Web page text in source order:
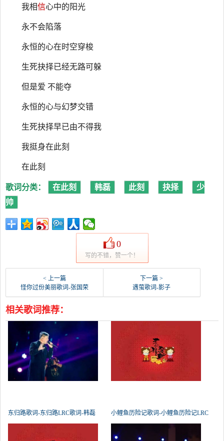
我相信心中的阳光
永不会陷落
永恒的心在时空穿梭
生死抉择已经无路可躲
但是爱 不能夺
永恒的心与幻梦交错
生死抉择早已由不得我
我挺身在此刻
在此刻
歌词分类： 在此刻 韩磊 此刻 抉择
少
帅
0
写的不错，赞一个！
< 上一篇
怪你过份美丽歌词-张国荣
下一篇 >
遇萤歌词-影子
相关歌词推荐：
东归路歌词-东归路LRC歌词-韩磊 小鲤鱼历险记歌词-小鲤鱼历险记LRC